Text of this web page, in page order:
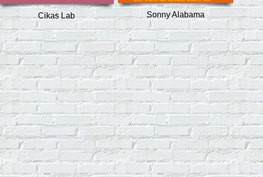
Cikas Lab Sonny Alabama